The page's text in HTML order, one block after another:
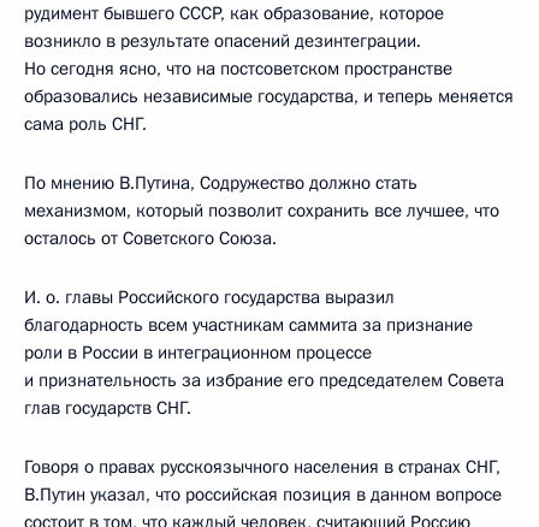
рудимент бывшего СССР, как образование, которое
возникло в результате опасений дезинтеграции.
Но сегодня ясно, что на постсоветском пространстве
образовались независимые государства, и теперь меняется
сама роль СНГ.
По мнению В.Путина, Содружество должно стать
механизмом, который позволит сохранить все лучшее, что
осталось от Советского Союза.
И. о. главы Российского государства выразил
благодарность всем участникам саммита за признание
роли в России в интеграционном процессе
и признательность за избрание его председателем Совета
глав государств СНГ.
Говоря о правах русскоязычного населения в странах СНГ,
В.Путин указал, что российская позиция в данном вопросе
состоит в том, что каждый человек, считающий Россию